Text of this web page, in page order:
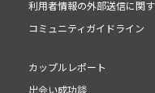
利用者情報の外部送信に関
コミュニティガイドライン
カップルレポート
出会い成功談